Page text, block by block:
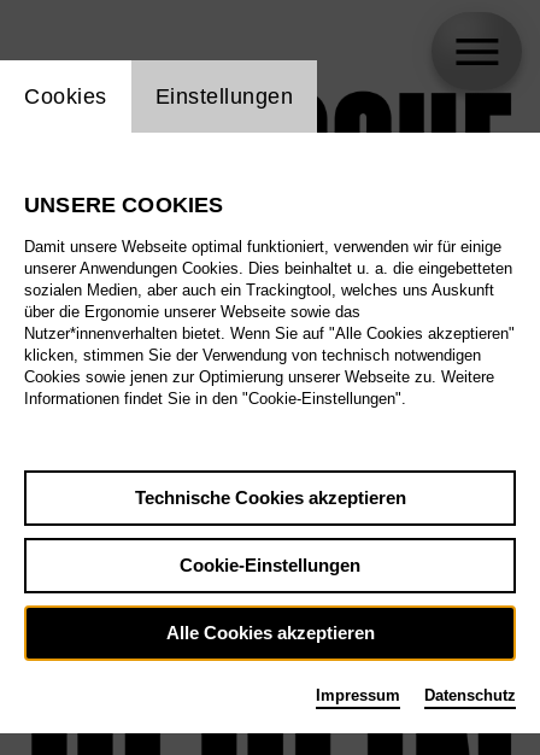
Einstellung Website Cookie
Cookies Einstellungen
UNSERE COOKIES
Damit unsere Webseite optimal funktioniert, verwenden wir für einige
unserer Anwendungen Cookies. Dies beinhaltet u. a. die eingebetteten
sozialen Medien, aber auch ein Trackingtool, welches uns Auskunft
über die Ergonomie unserer Webseite sowie das
Nutzer*innenverhalten bietet. Wenn Sie auf "Alle Cookies akzeptieren"
klicken, stimmen Sie der Verwendung von technisch notwendigen
Cookies sowie jenen zur Optimierung unserer Webseite zu. Weitere
Informationen findet Sie in den "Cookie-Einstellungen".
Technische Cookies akzeptieren
Cookie-Einstellungen
Alle Cookies akzeptieren
Impressum Datenschutz